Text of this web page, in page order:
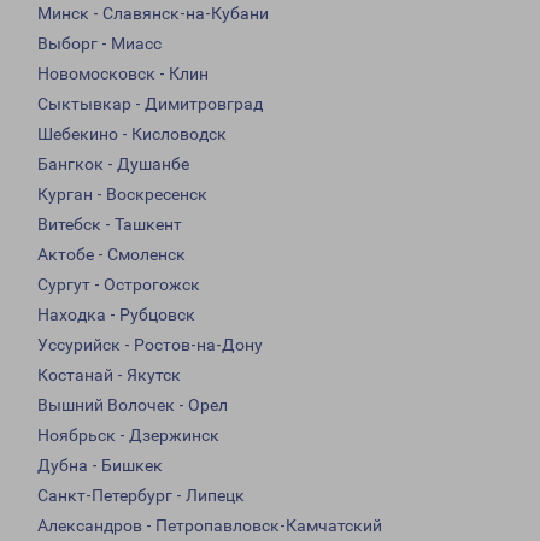
Минск - Славянск-на-Кубани
Выборг - Миасс
Новомосковск - Клин
Сыктывкар - Димитровград
Шебекино - Кисловодск
Бангкок - Душанбе
Курган - Воскресенск
Витебск - Ташкент
Актобе - Смоленск
Сургут - Острогожск
Находка - Рубцовск
Уссурийск - Ростов-на-Дону
Костанай - Якутск
Вышний Волочек - Орел
Ноябрьск - Дзержинск
Дубна - Бишкек
Санкт-Петербург - Липецк
Александров - Петропавловск-Камчатский